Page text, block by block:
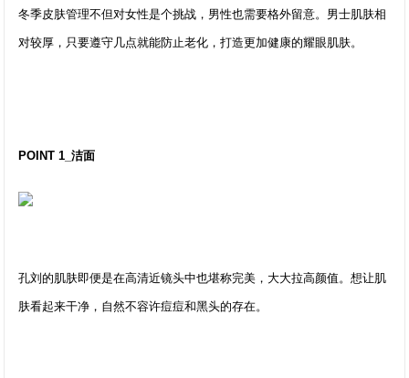
冬季皮肤管理不但对女性是个挑战，男性也需要格外留意。男士肌肤相
对较厚，只要遵守几点就能防止老化，打造更加健康的耀眼肌肤。
POINT 1_洁面
孔刘的肌肤即便是在高清近镜头中也堪称完美，大大拉高颜值。想让肌
肤看起来干净，自然不容许痘痘和黑头的存在。